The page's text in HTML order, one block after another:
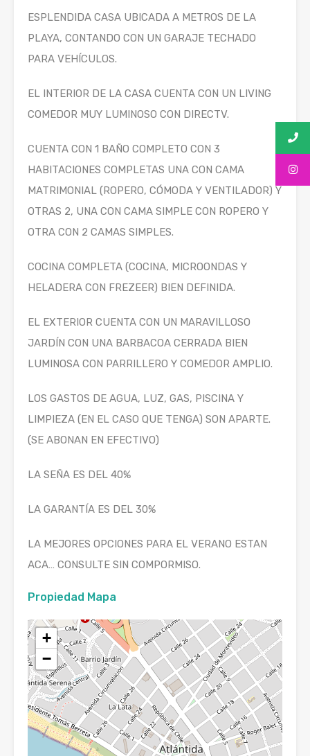
ESPLENDIDA CASA UBICADA A METROS DE LA
PLAYA, CONTANDO CON UN GARAJE TECHADO
PARA VEHÍCULOS.
EL INTERIOR DE LA CASA CUENTA CON UN LIVING
COMEDOR MUY LUMINOSO CON DIRECTV.
CUENTA CON 1 BAÑO COMPLETO CON 3
HABITACIONES COMPLETAS UNA CON CAMA
MATRIMONIAL (ROPERO, CÓMODA Y VENTILADOR) Y
OTRAS 2, UNA CON CAMA SIMPLE CON ROPERO Y
OTRA CON 2 CAMAS SIMPLES.
COCINA COMPLETA (COCINA, MICROONDAS Y
HELADERA CON FREZEER) BIEN DEFINIDA.
EL EXTERIOR CUENTA CON UN MARAVILLOSO
JARDÍN CON UNA BARBACOA CERRADA BIEN
LUMINOSA CON PARRILLERO Y COMEDOR AMPLIO.
LOS GASTOS DE AGUA, LUZ, GAS, PISCINA Y
LIMPIEZA (EN EL CASO QUE TENGA) SON APARTE.
(SE ABONAN EN EFECTIVO)
LA SEÑA ES DEL 40%
LA GARANTÍA ES DEL 30%
LA MEJORES OPCIONES PARA EL VERANO ESTAN
ACA… CONSULTE SIN COMPORMISO.
Propiedad Mapa
+
−